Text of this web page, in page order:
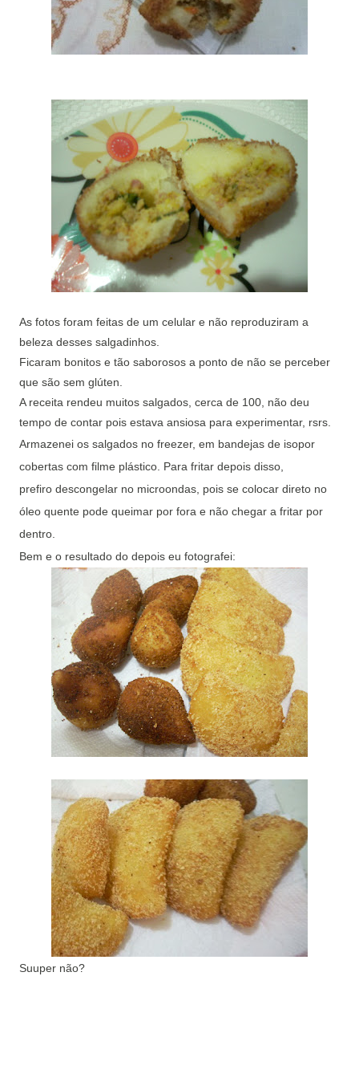
As fotos foram feitas de um celular e não reproduziram a
beleza desses salgadinhos.
Ficaram bonitos e tão saborosos a ponto de não se perceber
que são sem glúten.
A receita rendeu muitos salgados, cerca de 100, não deu
tempo de contar pois estava ansiosa para experimentar, rsrs.
Armazenei os salgados no freezer, em bandejas de isopor
cobertas com filme plástico. Para fritar depois disso,
prefiro descongelar no microondas, pois se colocar direto no
óleo quente pode queimar por fora e não chegar a fritar por
dentro.
Bem e o resultado do depois eu fotografei:
Suuper não?